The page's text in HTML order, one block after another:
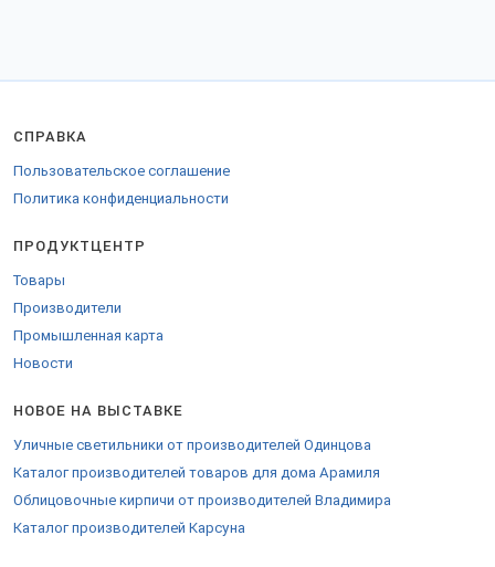
СПРАВКА
Пользовательское соглашение
Политика конфиденциальности
ПРОДУКТЦЕНТР
Товары
Производители
Промышленная карта
Новости
НОВОЕ НА ВЫСТАВКЕ
Уличные светильники от производителей Одинцова
Каталог производителей товаров для дома Арамиля
Облицовочные кирпичи от производителей Владимира
Каталог производителей Карсуна